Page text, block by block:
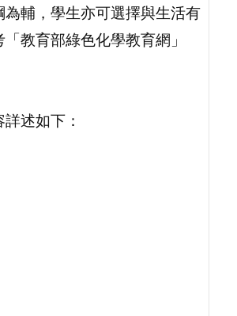
輔，學生亦可選擇與生活有
教育部綠色化學教育網」
述如下：